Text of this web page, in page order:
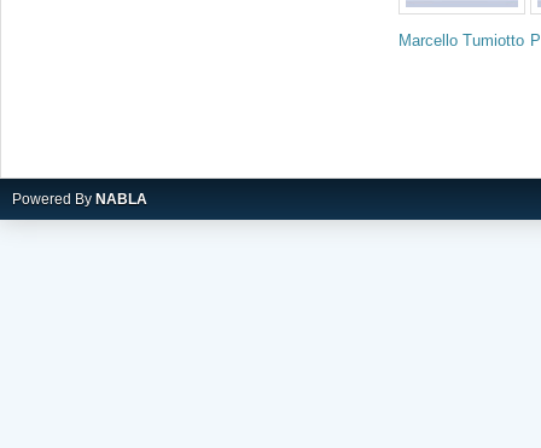
Marcello Tumiotto
Powered By NABLA